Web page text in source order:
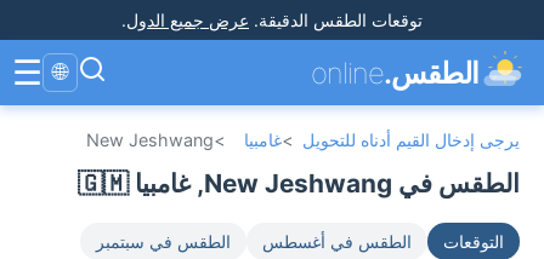
توقعات الطقس الدقيقة. عرض جميع الدول.
الطقس.online
🌐
☰
يرجى إدخال القيم أدناه للتحويل >غامبيا >
New Jeshwang
الطقس في New Jeshwang, غامبيا 🇬🇲
التوقعات الطقس في أغسطس
الطقس في سبتمبر